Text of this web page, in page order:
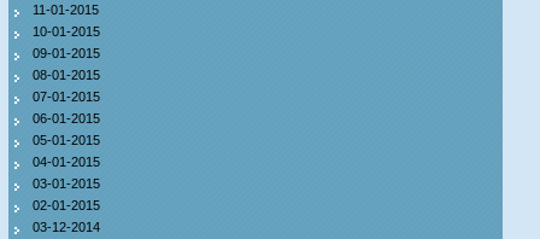
11-01-2015
10-01-2015
09-01-2015
08-01-2015
07-01-2015
06-01-2015
05-01-2015
04-01-2015
03-01-2015
02-01-2015
03-12-2014